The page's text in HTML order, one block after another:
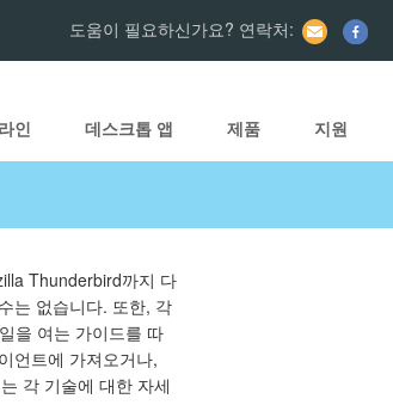
도움이 필요하신가요? 연락처:
인 데스크톱 앱 제품 지원
Thunderbird까지 다
는 없습니다. 또한, 각
을 여는 가이드를 따
언트에 가져오거나,
각 기술에 대한 자세